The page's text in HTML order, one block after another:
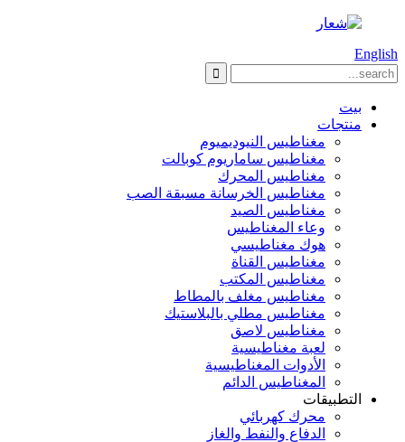
English
بيت
منتجات
مغناطيس النيوديميوم
مغناطيس ساماريوم كوبالت
مغناطيس المحرك
مغناطيس الخرسانة مسبقة الصب
مغناطيس الصيد
وعاء المغناطيس
هوك مغناطيسي
مغناطيس القناة
مغناطيس المكتب
مغناطيس مغلف بالمطاط
مغناطيس مطلي بالبلاستيك
مغناطيس لاصق
لعبة مغناطيسية
الأدوات المغناطيسية
المغناطيس الدائم
التطبيقات
محرك كهربائي
الدفاع والنفط والغاز